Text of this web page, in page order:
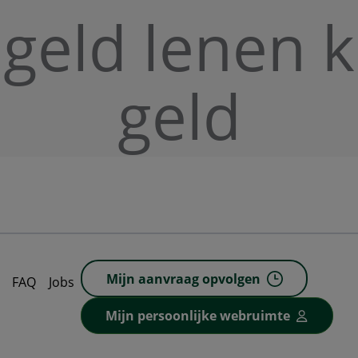
lenen
geld
FAQ Jobs Mijn aanvraag opvolgen
Mijn persoonlijke webruimte